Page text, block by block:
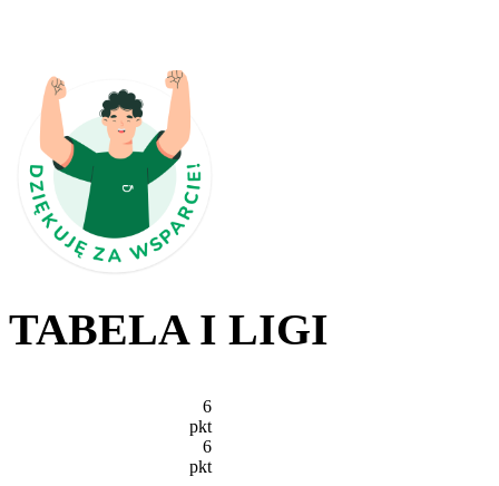
TABELA I LIGI
6
pkt
6
pkt